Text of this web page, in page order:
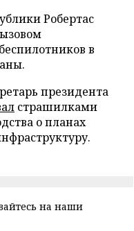
Робертас
в
президента
страшилками
о планах
на наши